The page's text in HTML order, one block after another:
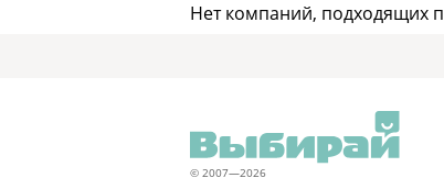
Нет компаний, подходящих
© 2007—2026